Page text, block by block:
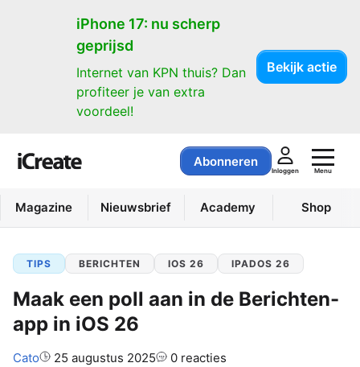
iPhone 17: nu scherp
geprijsd
Internet van KPN thuis? Dan
profiteer je van extra
voordeel!
Bekijk actie
Abonneren
Inloggen Menu
Magazine Nieuwsbrief Academy Shop
TIPS BERICHTEN IOS 26 IPADOS 26
Maak een poll aan in de Berichten-
app in iOS 26
Auteur:
Cato 25 augustus 2025 0 reacties